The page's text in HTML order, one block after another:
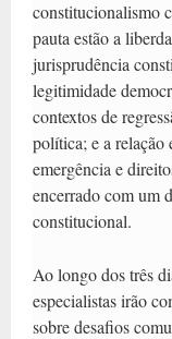
constitucionalismo
pauta estão a
jurisprudência
legitimidade
contextos de
política; e a relação
emergência e
encerrado com um
constitucional.
Ao longo dos três
especialistas irão
sobre desafios